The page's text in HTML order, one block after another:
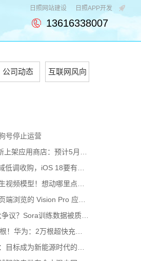
日照网站建设 日照APP开发
13616338007
公司动态 互联网风向
号停止运营
用商店：预计5月1日前恢复访问
调收购，iOS 18要有大动作
哪里点哪里，诸葛青睁眼原来长这样 | 开源
览的 Vision Pro 应用程序商店
训练数据被质疑非法，CTO采访疯狂翻车
：2万根超快充充电桩投入运营
成为新能源时代的大众汽车